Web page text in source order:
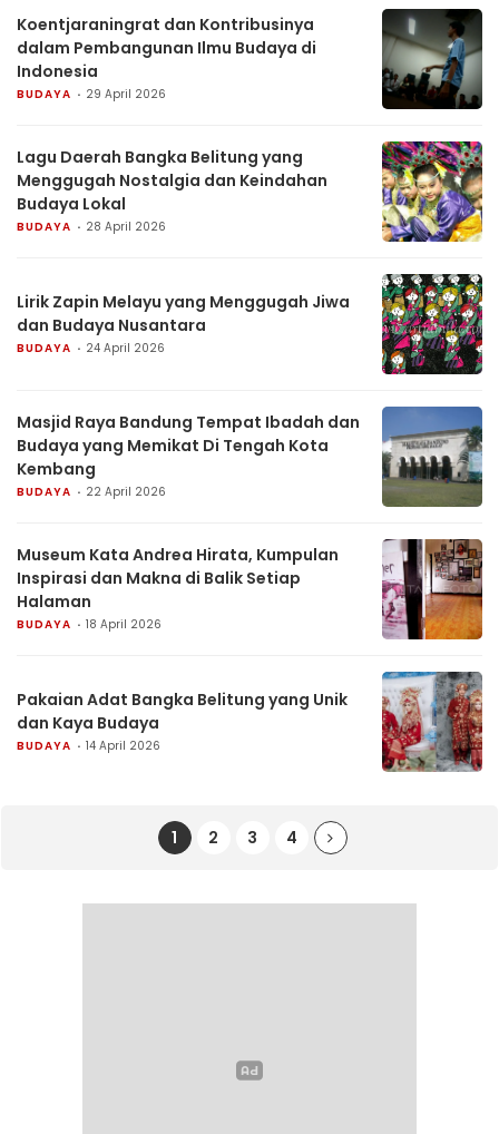
Koentjaraningrat dan Kontribusinya
dalam Pembangunan Ilmu Budaya di
Indonesia
BUDAYA 29 April 2026
Lagu Daerah Bangka Belitung yang
Menggugah Nostalgia dan Keindahan
Budaya Lokal
BUDAYA 28 April 2026
Lirik Zapin Melayu yang Menggugah Jiwa
dan Budaya Nusantara
BUDAYA 24 April 2026
Masjid Raya Bandung Tempat Ibadah dan
Budaya yang Memikat Di Tengah Kota
Kembang
BUDAYA 22 April 2026
Museum Kata Andrea Hirata, Kumpulan
Inspirasi dan Makna di Balik Setiap
Halaman
BUDAYA 18 April 2026
Pakaian Adat Bangka Belitung yang Unik
dan Kaya Budaya
BUDAYA 14 April 2026
1 2 3 4